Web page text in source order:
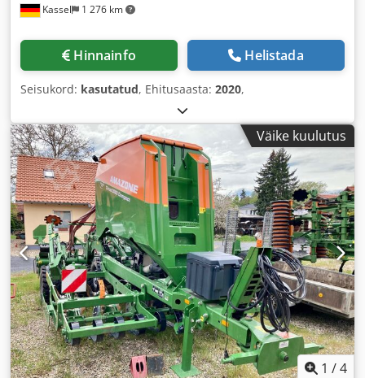
Kassel 1 276 km
Hinnainfo Helistada
Seisukord: kasutatud, Ehitusaasta: 2020,
Väike kuulutus
1 /4